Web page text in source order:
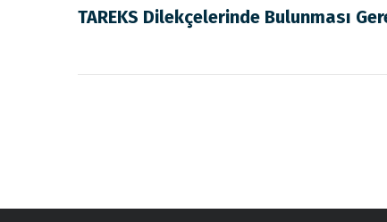
TAREKS Dilekçelerinde Bulunması